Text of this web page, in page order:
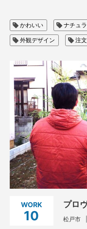
かわいい ナチュ
外観デザイン 注
WORK
10
プロ
松戸市